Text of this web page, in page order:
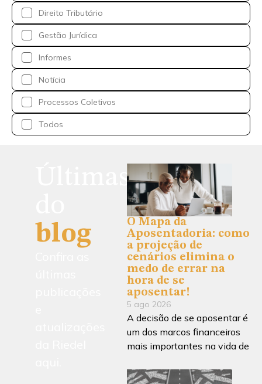
Direito Tributário
Gestão Jurídica
Informes
Notícia
Processos Coletivos
Todos
Últimas
blog
O Mapa da
Aposentadoria: como
a projeção de
cenários elimina o
medo de errar na
hora de se
aposentar!
5 ago 2026
A decisão de se aposentar é
um dos marcos financeiros
mais importantes na vida de